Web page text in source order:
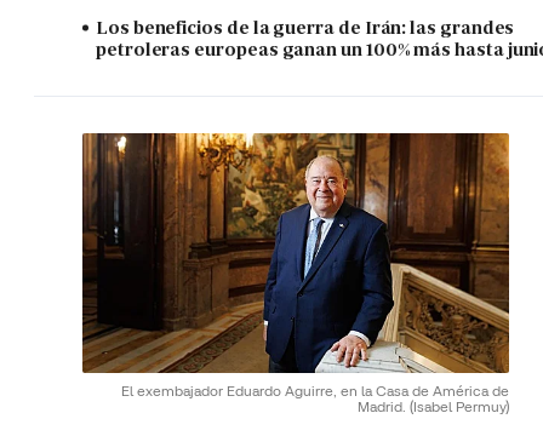
Los beneficios de la guerra de Irán: las grandes
petroleras europeas ganan un 100% más hasta
El exembajador Eduardo Aguirre, en la Casa de América de
Madrid. (Isabel Permuy)